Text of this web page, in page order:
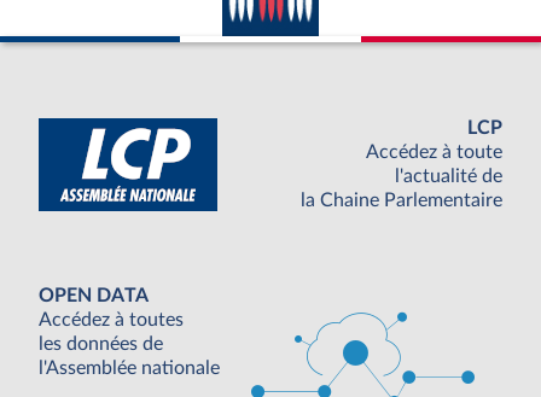
LCP
Accédez à toute
l'actualité de
la Chaine Parlementaire
OPEN DATA
Accédez à toutes
les données de
l'Assemblée nationale